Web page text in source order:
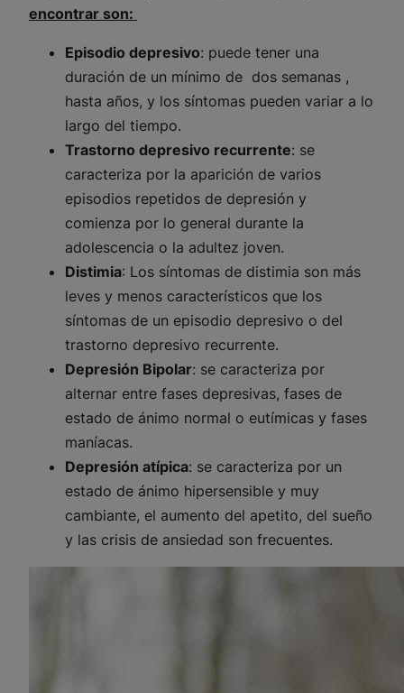
encontrar son:
Episodio depresivo: puede tener una
duración de un mínimo de dos semanas ,
hasta años, y los síntomas pueden variar a lo
largo del tiempo.
Trastorno depresivo recurrente: se
caracteriza por la aparición de varios
episodios repetidos de depresión y
comienza por lo general durante la
adolescencia o la adultez joven.
Distimia: Los síntomas de distimia son más
leves y menos característicos que los
síntomas de un episodio depresivo o del
trastorno depresivo recurrente.
Depresión Bipolar: se caracteriza por
alternar entre fases depresivas, fases de
estado de ánimo normal o eutímicas y fases
maníacas.
Depresión atípica: se caracteriza por un
estado de ánimo hipersensible y muy
cambiante, el aumento del apetito, del sueño
y las crisis de ansiedad son frecuentes.